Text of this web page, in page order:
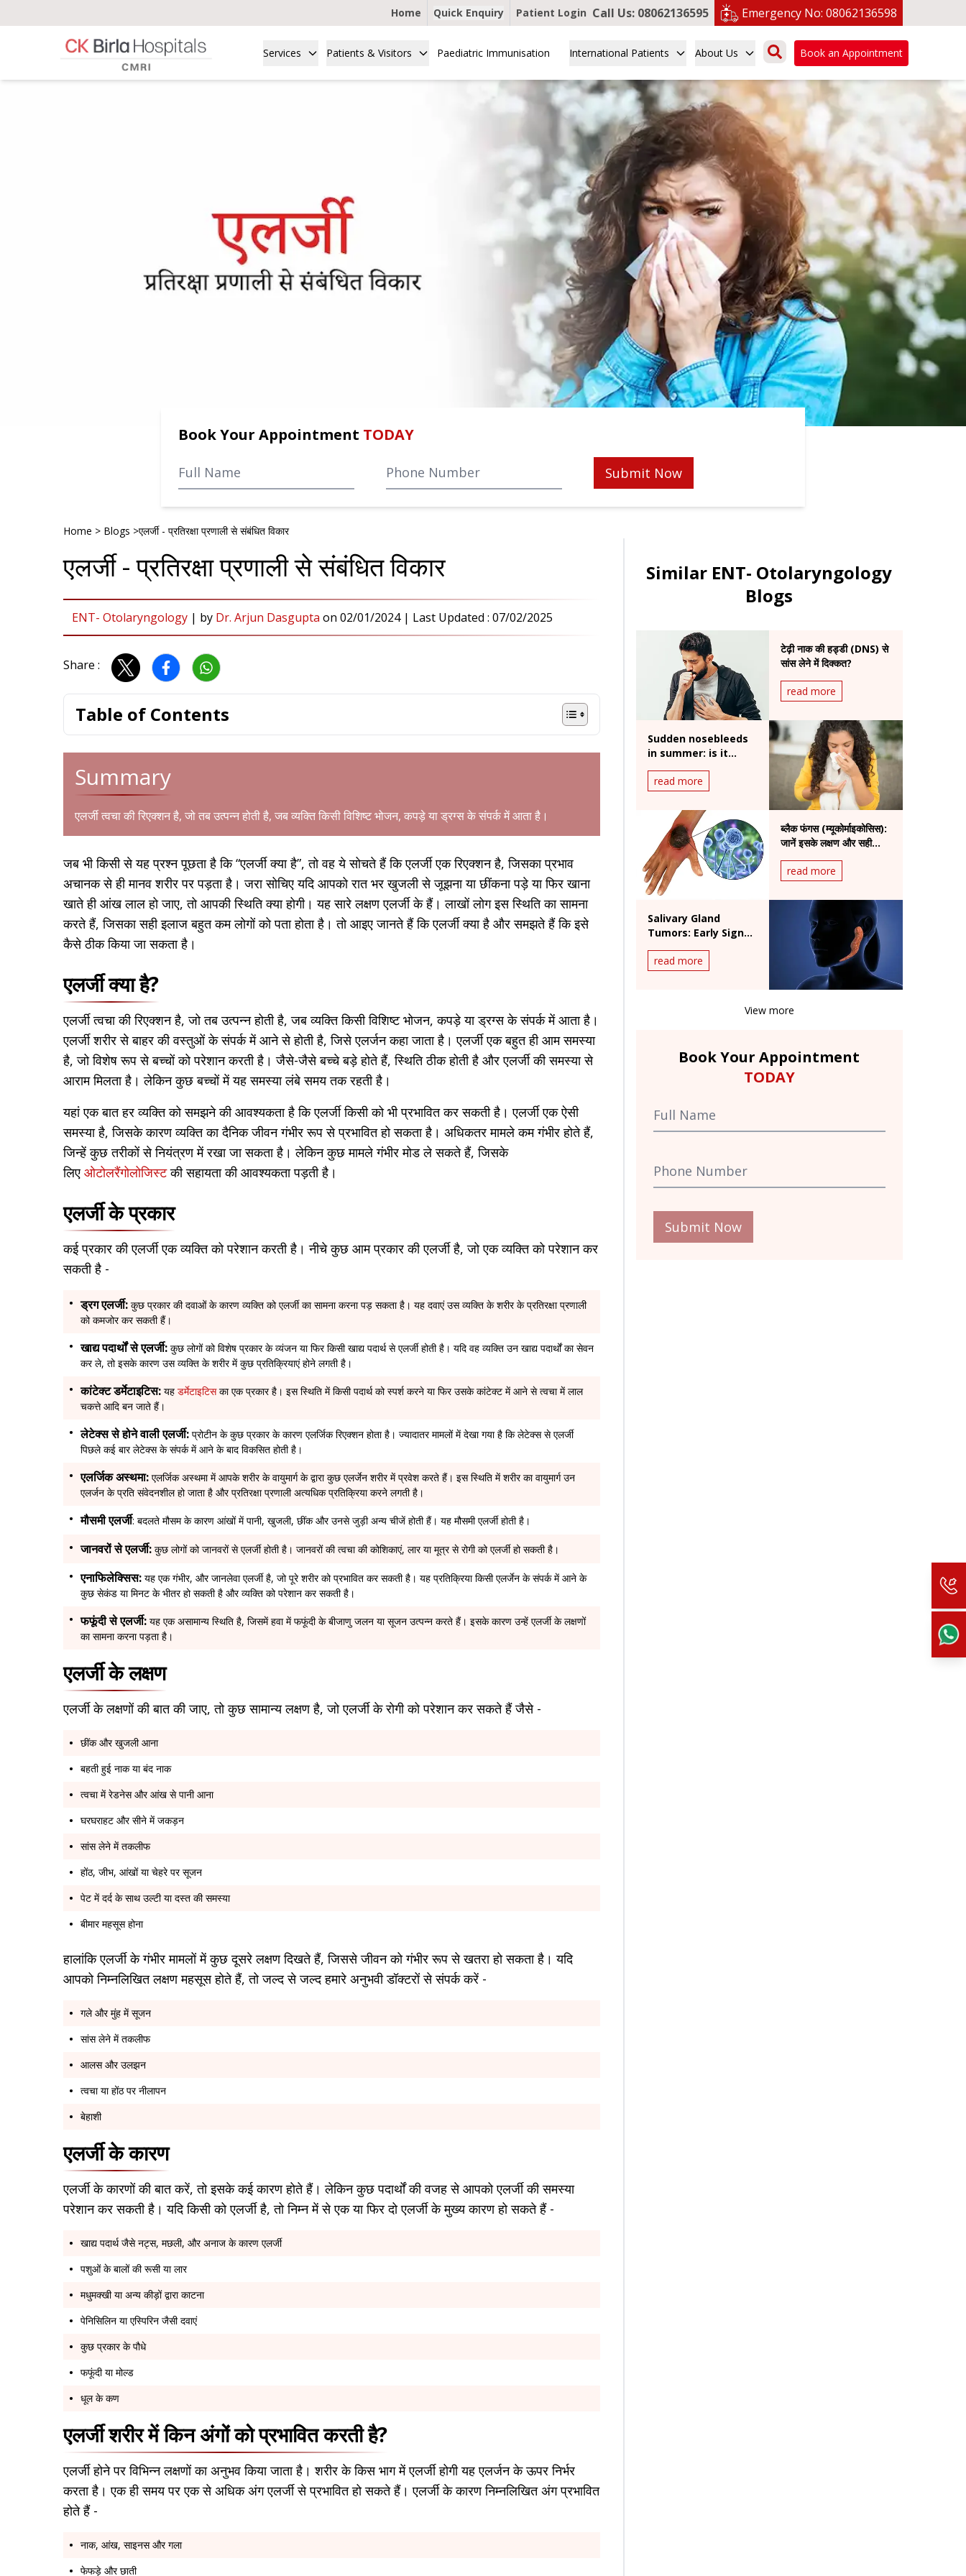
Home Quick Enquiry Patient Login Call Us: 08062136595 Emergency No: 08062136598
Services Patients & Visitors Paediatric Immunisation International Patients About Us Book an Appointment
Book Your Appointment TODAY
Submit Now
Home > Blogs >एलर्जी - प्रतिरक्षा प्रणाली से संबंधित विकार
एलर्जी - प्रतिरक्षा प्रणाली से संबंधित विकार
ENT- Otolaryngology | by Dr. Arjun Dasgupta on 02/01/2024| Last Updated : 07/02/2025
Share :
Table of Contents
Summary
एलर्जी त्वचा की रिएक्शन है, जो तब उत्पन्न होती है, जब व्यक्ति किसी विशिष्ट भोजन, कपड़े या ड्रग्स के संपर्क में आता है।
जब भी किसी से यह प्रश्न पूछता है कि “एलर्जी क्या है”, तो वह ये सोचते हैं कि एलर्जी एक रिएक्शन है, जिसका प्रभाव
अचानक से ही मानव शरीर पर पड़ता है। जरा सोचिए यदि आपको रात भर खुजली से जूझना या छींकना पड़े या फिर खाना
खाते ही आंख लाल हो जाए, तो आपकी स्थिति क्या होगी। यह सारे लक्षण एलर्जी के हैं। लाखों लोग इस स्थिति का सामना
करते हैं, जिसका सही इलाज बहुत कम लोगों को पता होता है। तो आइए जानते हैं कि एलर्जी क्या है और समझते हैं कि इसे
कैसे ठीक किया जा सकता है।
एलर्जी क्या है?
एलर्जी त्वचा की रिएक्शन है, जो तब उत्पन्न होती है, जब व्यक्ति किसी विशिष्ट भोजन, कपड़े या ड्रग्स के संपर्क में आता है।
एलर्जी शरीर से बाहर की वस्तुओं के संपर्क में आने से होती है, जिसे एलर्जन कहा जाता है। एलर्जी एक बहुत ही आम समस्या
है, जो विशेष रूप से बच्चों को परेशान करती है। जैसे-जैसे बच्चे बड़े होते हैं, स्थिति ठीक होती है और एलर्जी की समस्या से
आराम मिलता है। लेकिन कुछ बच्चों में यह समस्या लंबे समय तक रहती है।
यहां एक बात हर व्यक्ति को समझने की आवश्यकता है कि एलर्जी किसी को भी प्रभावित कर सकती है। एलर्जी एक ऐसी
समस्या है, जिसके कारण व्यक्ति का दैनिक जीवन गंभीर रूप से प्रभावित हो सकता है। अधिकतर मामले कम गंभीर होते हैं,
जिन्हें कुछ तरीकों से नियंत्रण में रखा जा सकता है। लेकिन कुछ मामले गंभीर मोड ले सकते हैं, जिसके
लिए ओटोलरैंगोलोजिस्टकी सहायता की आवश्यकता पड़ती है।
एलर्जी के प्रकार
कई प्रकार की एलर्जी एक व्यक्ति को परेशान करती है। नीचे कुछ आम प्रकार की एलर्जी है, जो एक व्यक्ति को परेशान कर
सकती है -
ड्रग एलर्जी: कुछ प्रकार की दवाओं के कारण व्यक्ति को एलर्जी का सामना करना पड़ सकता है। यह दवाएं उस व्यक्ति के शरीर के प्रतिरक्षा प्रणाली
को कमजोर कर सकती हैं।
खाद्य पदार्थों से एलर्जी: कुछ लोगों को विशेष प्रकार के व्यंजन या फिर किसी खाद्य पदार्थ से एलर्जी होती है। यदि वह व्यक्ति उन खाद्य पदार्थों का सेवन
कर ले, तो इसके कारण उस व्यक्ति के शरीर में कुछ प्रतिक्रियाएं होने लगती है।
कांटेक्ट डर्मेटाइटिस: यह डर्मेटाइटिसका एक प्रकार है। इस स्थिति में किसी पदार्थ को स्पर्श करने या फिर उसके कांटेक्ट में आने से त्वचा में लाल
चकत्ते आदि बन जाते हैं।
लेटेक्स से होने वाली एलर्जी: प्रोटीन के कुछ प्रकार के कारण एलर्जिक रिएक्शन होता है। ज्यादातर मामलों में देखा गया है कि लेटेक्स से एलर्जी
पिछले कई बार लेटेक्स के संपर्क में आने के बाद विकसित होती है।
एलर्जिक अस्थमा: एलर्जिक अस्थमा में आपके शरीर के वायुमार्ग के द्वारा कुछ एलर्जेन शरीर में प्रवेश करते हैं। इस स्थिति में शरीर का वायुमार्ग उन
एलर्जन के प्रति संवेदनशील हो जाता है और प्रतिरक्षा प्रणाली अत्यधिक प्रतिक्रिया करने लगती है।
मौसमी एलर्जी: बदलते मौसम के कारण आंखों में पानी, खुजली, छींक और उनसे जुड़ी अन्य चीजें होती हैं। यह मौसमी एलर्जी होती है।
जानवरों से एलर्जी: कुछ लोगों को जानवरों से एलर्जी होती है। जानवरों की त्वचा की कोशिकाएं, लार या मूत्र से रोगी को एलर्जी हो सकती है।
एनाफिलेक्सिस: यह एक गंभीर, और जानलेवा एलर्जी है, जो पूरे शरीर को प्रभावित कर सकती है। यह प्रतिक्रिया किसी एलर्जेन के संपर्क में आने के
कुछ सेकंड या मिनट के भीतर हो सकती है और व्यक्ति को परेशान कर सकती है।
फफूंदी से एलर्जी: यह एक असामान्य स्थिति है, जिसमें हवा में फफूंदी के बीजाणु जलन या सूजन उत्पन्न करते हैं। इसके कारण उन्हें एलर्जी के लक्षणों
का सामना करना पड़ता है।
एलर्जी के लक्षण
एलर्जी के लक्षणों की बात की जाए, तो कुछ सामान्य लक्षण है, जो एलर्जी के रोगी को परेशान कर सकते हैं जैसे -
छींक और खुजली आना
बहती हुई नाक या बंद नाक
त्वचा में रेडनेस और आंख से पानी आना
घरघराहट और सीने में जकड़न
सांस लेने में तकलीफ
होंठ, जीभ, आंखों या चेहरे पर सूजन
पेट में दर्द के साथ उल्टी या दस्त की समस्या
बीमार महसूस होना
हालांकि एलर्जी के गंभीर मामलों में कुछ दूसरे लक्षण दिखते हैं, जिससे जीवन को गंभीर रूप से खतरा हो सकता है। यदि
आपको निम्नलिखित लक्षण महसूस होते हैं, तो जल्द से जल्द हमारे अनुभवी डॉक्टरों से संपर्क करें -
गले और मुंह में सूजन
सांस लेने में तकलीफ
आलस और उलझन
त्वचा या होंठ पर नीलापन
बेहाशी
एलर्जी के कारण
एलर्जी के कारणों की बात करें, तो इसके कई कारण होते हैं। लेकिन कुछ पदार्थों की वजह से आपको एलर्जी की समस्या
परेशान कर सकती है। यदि किसी को एलर्जी है, तो निम्न में से एक या फिर दो एलर्जी के मुख्य कारण हो सकते हैं -
खाद्य पदार्थ जैसे नट्स, मछली, और अनाज के कारण एलर्जी
पशुओं के बालों की रूसी या लार
मधुमक्खी या अन्य कीड़ों द्वारा काटना
पेनिसिलिन या एस्पिरिन जैसी दवाएं
कुछ प्रकार के पौधे
फफूंदी या मोल्ड
धूल के कण
एलर्जी शरीर में किन अंगों को प्रभावित करती है?
एलर्जी होने पर विभिन्न लक्षणों का अनुभव किया जाता है। शरीर के किस भाग में एलर्जी होगी यह एलर्जन के ऊपर निर्भर
करता है। एक ही समय पर एक से अधिक अंग एलर्जी से प्रभावित हो सकते हैं। एलर्जी के कारण निम्नलिखित अंग प्रभावित
होते हैं -
नाक, आंख, साइनस और गला
फेफड़े और छाती
Similar ENT- Otolaryngology
Blogs
टेढ़ी नाक की हड्डी (DNS) से
सांस लेने में दिक्कत?
read more
Sudden nosebleeds
in summer: is it
read more
ब्लैक फंगस (म्यूकोर्माइकोसिस):
जानें इसके लक्षण और सही
read more
Salivary Gland
Tumors: Early Signs,
Treatment
read more
View more
Book Your Appointment
TODAY
Submit Now